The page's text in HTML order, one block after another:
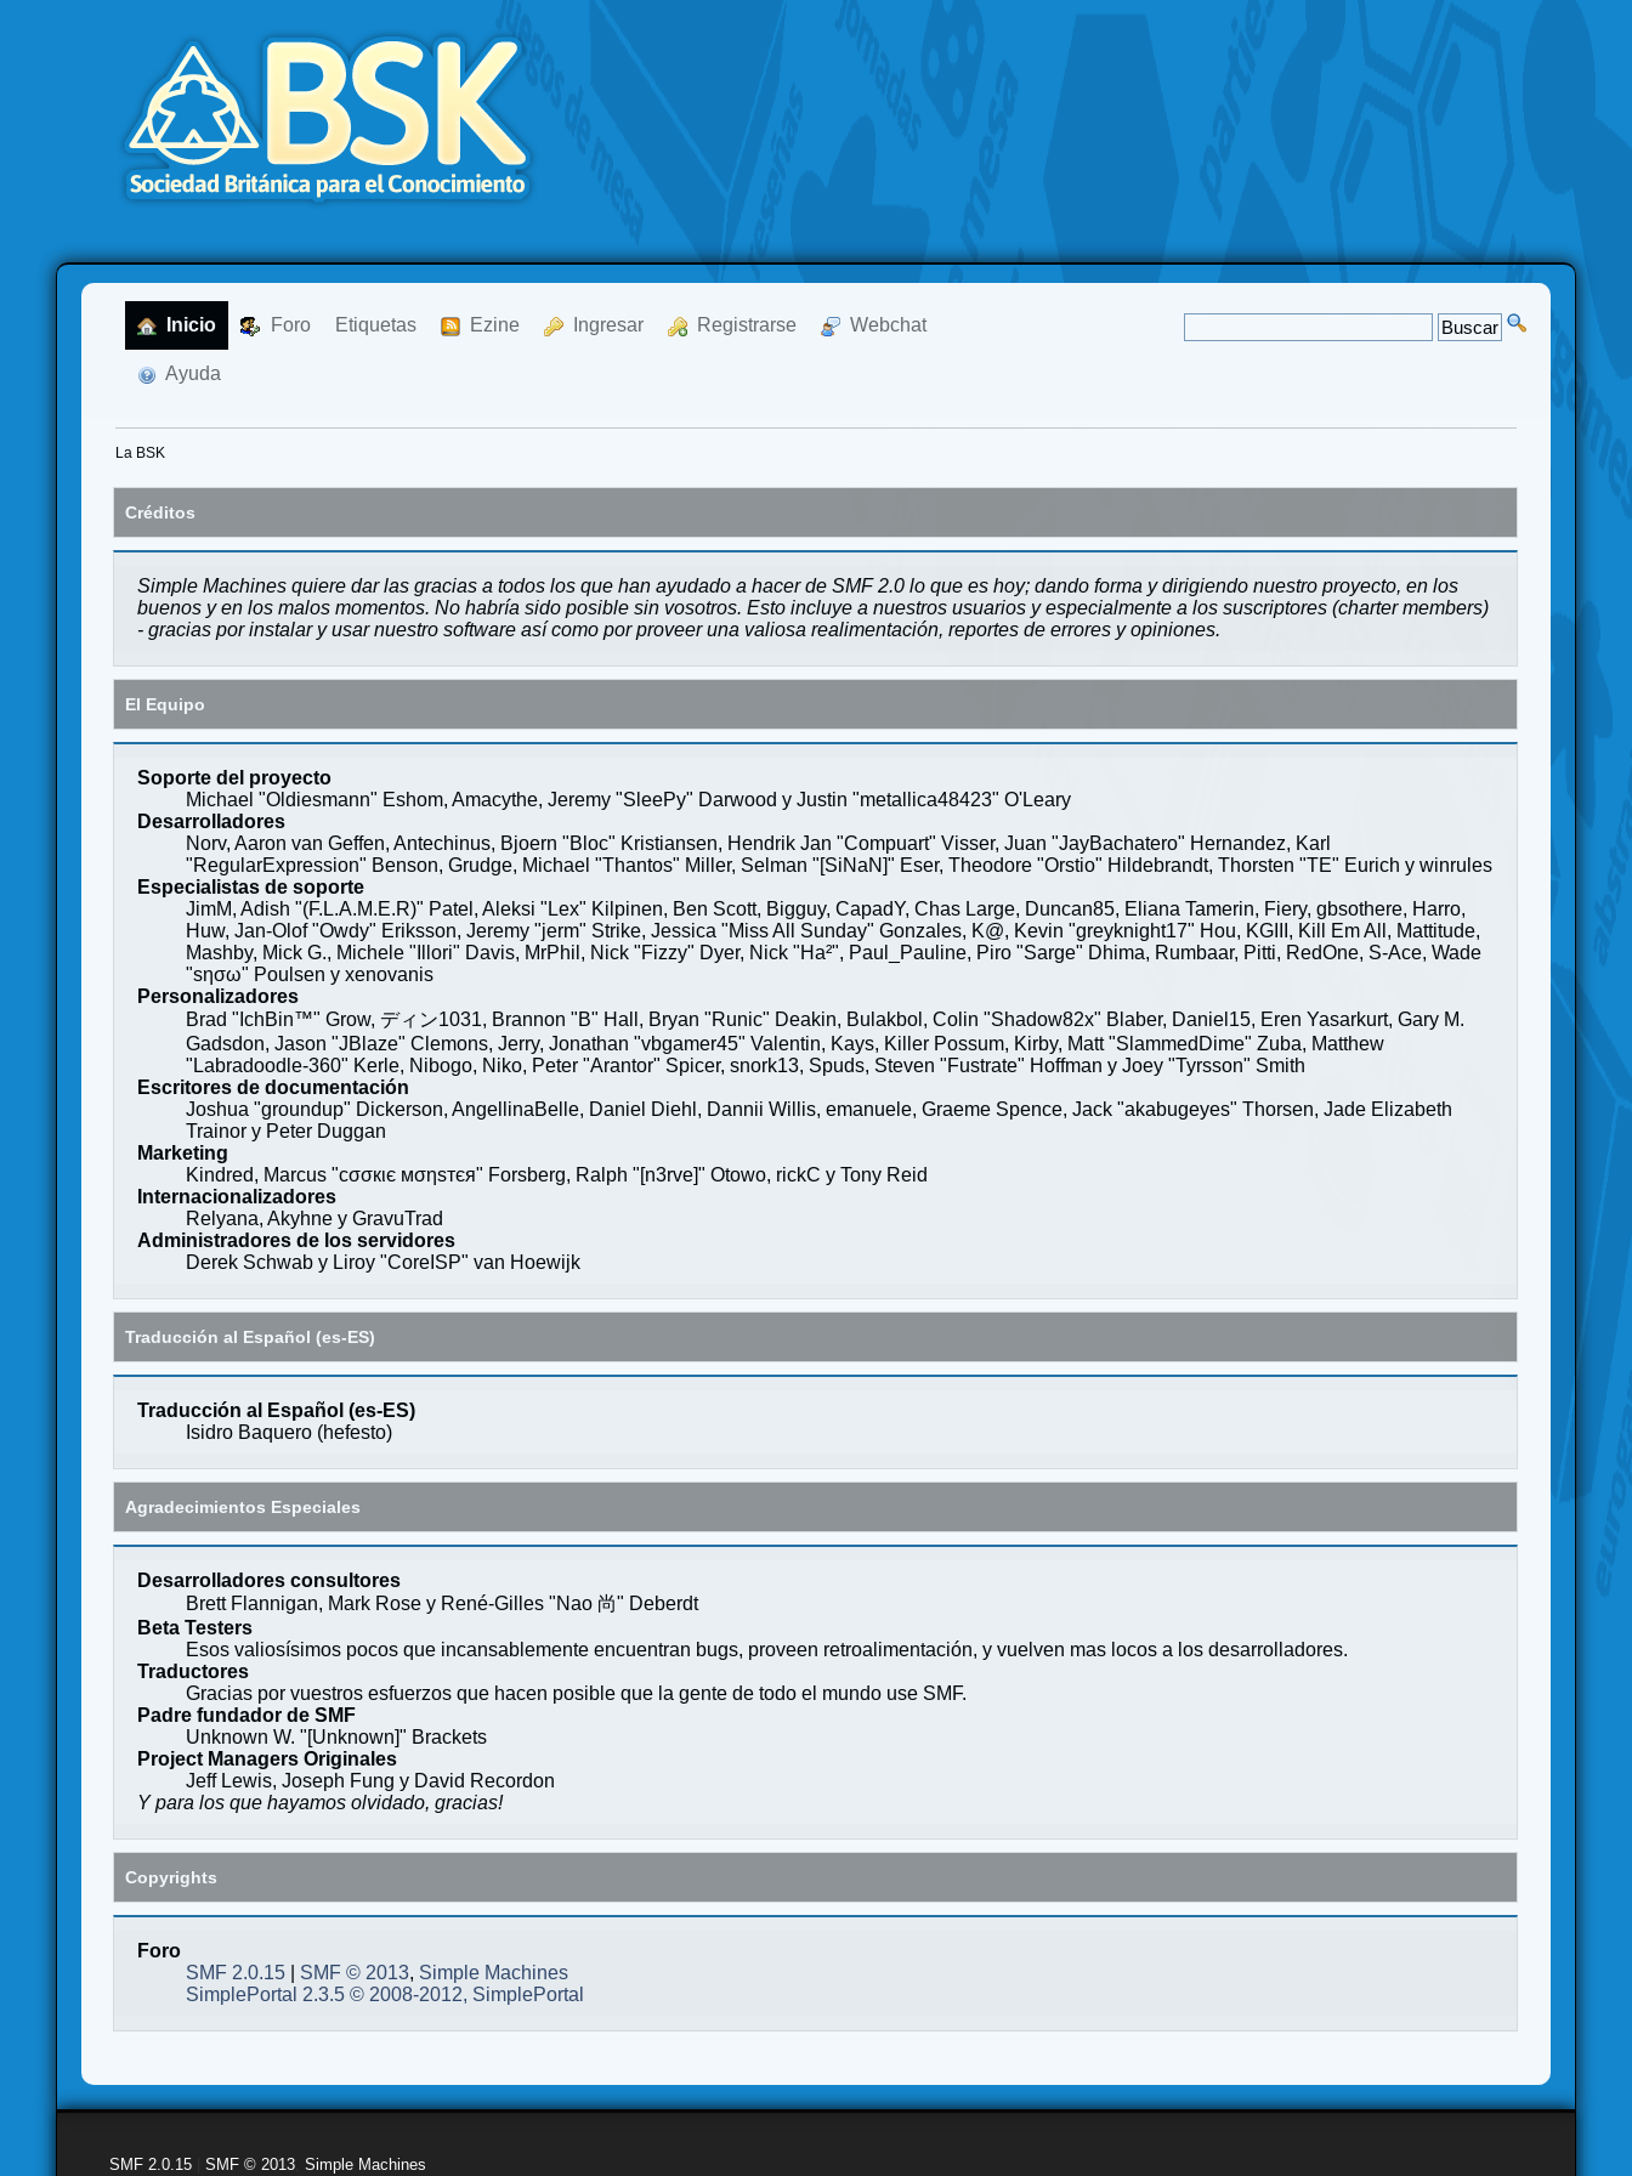
Inicio Foro Etiquetas Ezine Ingresar Registrarse Webchat
Ayuda
La BSK
Créditos
Simple Machines quiere dar las gracias a todos los que han ayudado a hacer de SMF 2.0 lo que es hoy; dando forma y dirigiendo nuestro proyecto, en los
buenos y en los malos momentos. No habría sido posible sin vosotros. Esto incluye a nuestros usuarios y especialmente a los suscriptores (charter members)
- gracias por instalar y usar nuestro software así como por proveer una valiosa realimentación, reportes de errores y opiniones.
El Equipo
Soporte del proyecto
Michael "Oldiesmann" Eshom, Amacythe, Jeremy "SleePy" Darwood y Justin "metallica48423" O'Leary
Desarrolladores
Norv, Aaron van Geffen, Antechinus, Bjoern "Bloc" Kristiansen, Hendrik Jan "Compuart" Visser, Juan "JayBachatero" Hernandez, Karl
"RegularExpression" Benson, Grudge, Michael "Thantos" Miller, Selman "[SiNaN]" Eser, Theodore "Orstio" Hildebrandt, Thorsten "TE" Eurich y winrules
Especialistas de soporte
JimM, Adish "(F.L.A.M.E.R)" Patel, Aleksi "Lex" Kilpinen, Ben Scott, Bigguy, CapadY, Chas Large, Duncan85, Eliana Tamerin, Fiery, gbsothere, Harro,
Huw, Jan-Olof "Owdy" Eriksson, Jeremy "jerm" Strike, Jessica "Miss All Sunday" Gonzales, K@, Kevin "greyknight17" Hou, KGIII, Kill Em All, Mattitude,
Mashby, Mick G., Michele "Illori" Davis, MrPhil, Nick "Fizzy" Dyer, Nick "Ha²", Paul_Pauline, Piro "Sarge" Dhima, Rumbaar, Pitti, RedOne, S-Ace, Wade
"sησω" Poulsen y xenovanis
Personalizadores
Brad "IchBin™" Grow, ディン1031, Brannon "B" Hall, Bryan "Runic" Deakin, Bulakbol, Colin "Shadow82x" Blaber, Daniel15, Eren Yasarkurt, Gary M.
Gadsdon, Jason "JBlaze" Clemons, Jerry, Jonathan "vbgamer45" Valentin, Kays, Killer Possum, Kirby, Matt "SlammedDime" Zuba, Matthew
"Labradoodle-360" Kerle, Nibogo, Niko, Peter "Arantor" Spicer, snork13, Spuds, Steven "Fustrate" Hoffman y Joey "Tyrsson" Smith
Escritores de documentación
Joshua "groundup" Dickerson, AngellinaBelle, Daniel Diehl, Dannii Willis, emanuele, Graeme Spence, Jack "akabugeyes" Thorsen, Jade Elizabeth
Trainor y Peter Duggan
Marketing
Kindred, Marcus "cσσкιє мσηѕтєя" Forsberg, Ralph "[n3rve]" Otowo, rickC y Tony Reid
Internacionalizadores
Relyana, Akyhne y GravuTrad
Administradores de los servidores
Derek Schwab y Liroy "CoreISP" van Hoewijk
Traducción al Español (es-ES)
Traducción al Español (es-ES)
Isidro Baquero (hefesto)
Agradecimientos Especiales
Desarrolladores consultores
Brett Flannigan, Mark Rose y René-Gilles "Nao 尚" Deberdt
Beta Testers
Esos valiosísimos pocos que incansablemente encuentran bugs, proveen retroalimentación, y vuelven mas locos a los desarrolladores.
Traductores
Gracias por vuestros esfuerzos que hacen posible que la gente de todo el mundo use SMF.
Padre fundador de SMF
Unknown W. "[Unknown]" Brackets
Project Managers Originales
Jeff Lewis, Joseph Fung y David Recordon
Y para los que hayamos olvidado, gracias!
Copyrights
Foro
SMF 2.0.15
SMF © 2013, Simple Machines
SimplePortal 2.3.5 © 2008-2012, SimplePortal
SMF 2.0.15 |SMF © 2013 ,Simple Machines